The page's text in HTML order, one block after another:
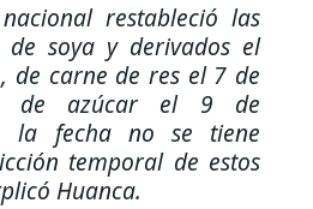
restableció las
de soya y derivados el
de carne de res el 7 de
de azúcar el 9 de
la fecha no se tiene
temporal de estos
Huanca.